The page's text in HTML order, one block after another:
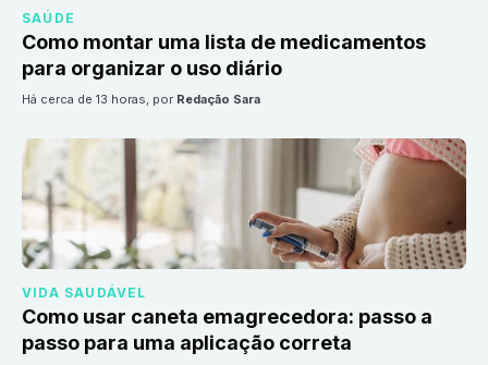
SAÚDE
Como montar uma lista de medicamentos
para organizar o uso diário
há cerca de 13 horas, por Redação Sara
VIDA SAUDÁVEL
Como usar caneta emagrecedora: passo a
passo para uma aplicação correta